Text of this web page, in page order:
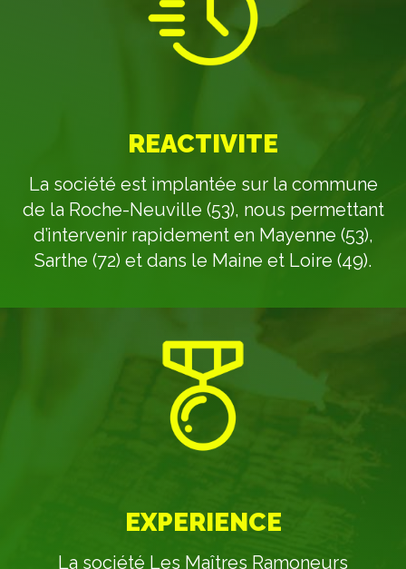
REACTIVITE
La société est implantée sur la commune
de la Roche-Neuville (53), nous permettant
d’intervenir rapidement en Mayenne (53),
Sarthe (72) et dans le Maine et Loire (49).
EXPERIENCE
La société Les Maîtres Ramoneurs